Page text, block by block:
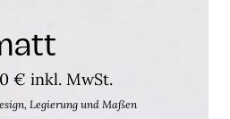
€ inkl. MwSt.
Legierung und Maßen